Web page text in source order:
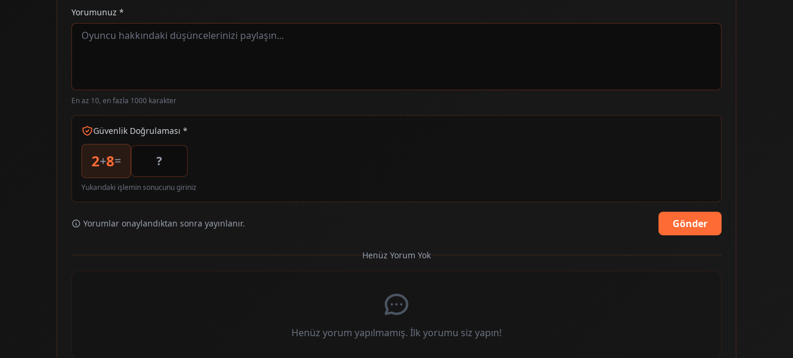
Yorumunuz *
En az 10, en fazla 1000 karakter
Güvenlik Doğrulaması *
2+8=
Yukarıdaki işlemin sonucunu giriniz
Yorumlar onaylandıktan sonra yayınlanır. Gönder
Henüz Yorum Yok
Henüz yorum yapılmamış. İlk yorumu siz yapın!